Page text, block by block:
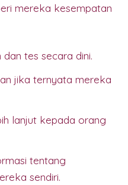
mereka kesempatan
tes secara dini.
jika ternyata mereka
lanjut kepada orang
tentang
sendiri.